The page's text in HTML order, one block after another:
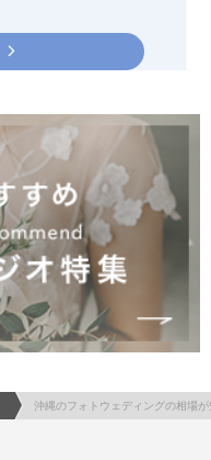
沖縄のフォトウェディングの相場